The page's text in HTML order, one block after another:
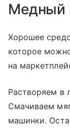
Медный
Хорошее
которое
на
Растворяем в
Смачиваем
машинки.